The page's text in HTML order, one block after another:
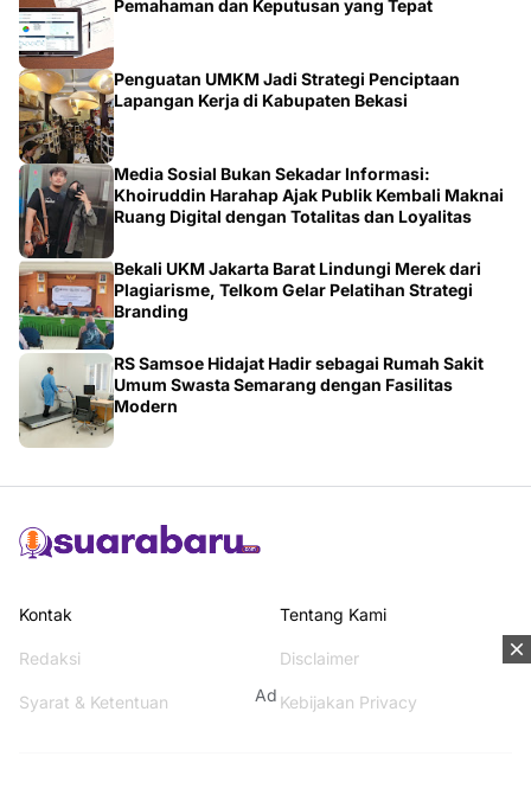
Pemahaman dan Keputusan yang Tepat
Penguatan UMKM Jadi Strategi Penciptaan
Lapangan Kerja di Kabupaten Bekasi
Media Sosial Bukan Sekadar Informasi:
Khoiruddin Harahap Ajak Publik Kembali Maknai
Ruang Digital dengan Totalitas dan Loyalitas
Bekali UKM Jakarta Barat Lindungi Merek dari
Plagiarisme, Telkom Gelar Pelatihan Strategi
Branding
RS Samsoe Hidajat Hadir sebagai Rumah Sakit
Umum Swasta Semarang dengan Fasilitas
Modern
Ad
Kontak Tentang Kami
Redaksi Disclaimer
Syarat & Ketentuan Kebijakan Privacy